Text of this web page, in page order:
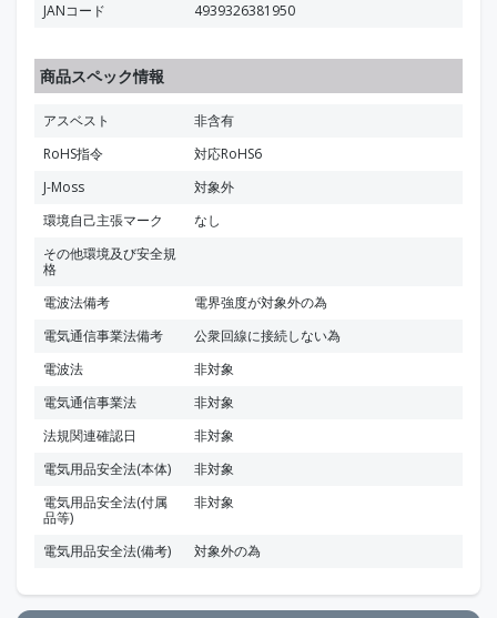
JANコード
4939326381950
商品スペック情報
アスベスト
非含有
RoHS指令
対応RoHS6
J-Moss
対象外
環境自己主張マーク
なし
その他環境及び安全規
格
電波法備考
電界強度が対象外の為
電気通信事業法備考
公衆回線に接続しない為
電波法
非対象
電気通信事業法
非対象
法規関連確認日
非対象
電気用品安全法(本体)
非対象
電気用品安全法(付属
品等)
非対象
電気用品安全法(備考) 対象外の為